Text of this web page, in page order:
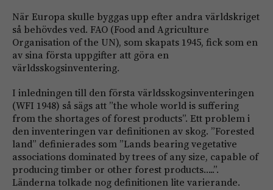
När Europa skulle byggas upp efter andra världskriget
så behövdes ved. FAO (Food and Agriculture
Organisation of the UN), som skapats 1945, fick som en
av sina första uppgifter att göra en
världsskogsinventering.
I inledningen till den första världsskogsinventeringen
(WFI 1948) så sägs att ”the whole world is suffering
from the shortages of forest products”. Ett problem i
den inventeringen var definitionen av skog. ”Forested
land” definierades som ”Lands bearing vegetative
associations dominated by trees of any size, capable of
producing timber or other forest products…..”.
Länderna tolkade nog definitionen lite varierande.